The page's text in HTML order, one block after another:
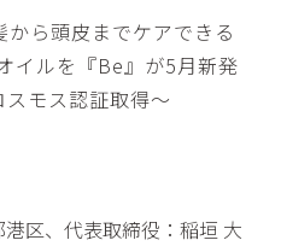
から頭皮までケアできる
イルを『Be』が5月新発
モス認証取得～
区、代表取締役：稲垣 大